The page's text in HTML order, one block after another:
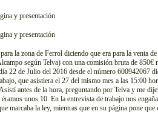
la zona de Ferrol diciendo que era para la venta de
según Telva) con una comisión bruta de 850€
22 de Julio del 2016 desde el número 600942067
que asistiera el 27 del mismo mes a las 15:00
antes de la hora, preguntando por Telva y me
unos 10. En la entrevista de trabajo nos
marcaba la ley, mientras que en su página pone que